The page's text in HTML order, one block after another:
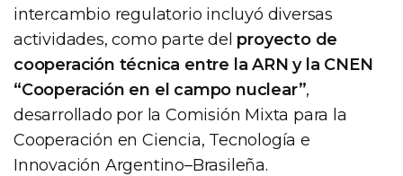
intercambio regulatorio incluyó diversas
actividades, como parte del proyecto de
cooperación técnica entre la ARN y la CNEN
“Cooperación en el campo nuclear”,
desarrollado por la Comisión Mixta para la
Cooperación en Ciencia, Tecnología e
Innovación Argentino–Brasileña.